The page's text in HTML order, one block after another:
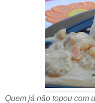
Quem já não topou com